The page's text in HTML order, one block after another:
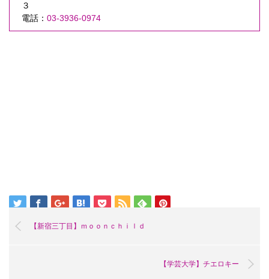
３
電話： 03-3936-0974
【新宿三丁目】ｍｏｏｎｃｈｉｌｄ
【学芸大学】チエロキー